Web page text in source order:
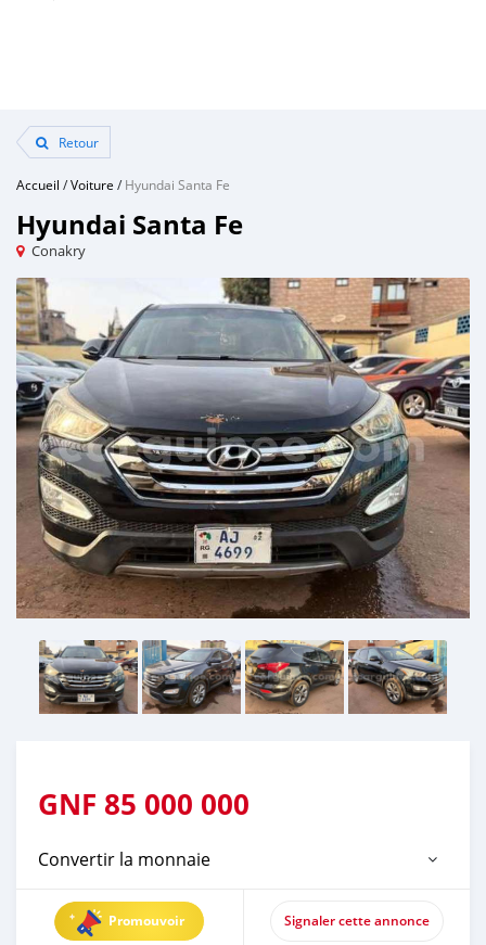
Retour
Accueil /Voiture /Hyundai Santa Fe
Hyundai Santa Fe
Conakry
GNF 85 000 000
Convertir la monnaie
Promouvoir Signaler cette annonce